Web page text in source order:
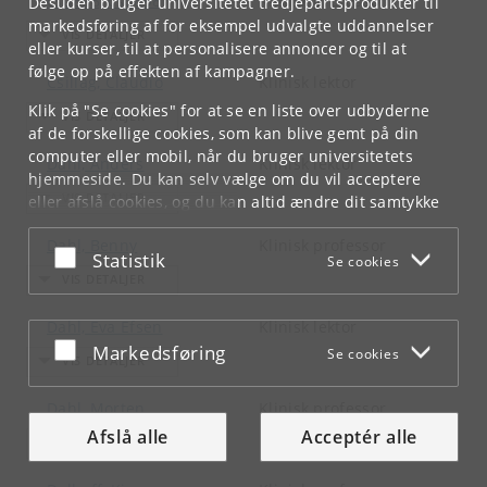
markedsføring af for eksempel udvalgte uddannelser
eller kurser, til at personalisere annoncer og til at
følge op på effekten af kampagner.
Klik på "Se cookies" for at se en liste over udbyderne
af de forskellige cookies, som kan blive gemt på din
computer eller mobil, når du bruger universitetets
hjemmeside. Du kan selv vælge om du vil acceptere
eller afslå cookies, og du kan altid ændre dit samtykke
underCookie- og privatlivspolitiksom du finder i
bunden af hver side.
Acceptér eller afslå
Statistik Se cookies
Acceptér eller afslå
Markedsføring Se cookies
Afslå alle Acceptér alle
Csillag, Claudio Klinisk lektor
Dahl, Anders Klinisk lektor
Dahl, Benny
Dahl, Eva Efsen Klinisk lektor
Dahl, Morten Klinisk professor